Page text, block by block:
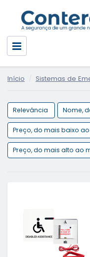
Início Sistemas de
Relevância Nome,
Preço, do mais baixo
Preço, do mais alto ao